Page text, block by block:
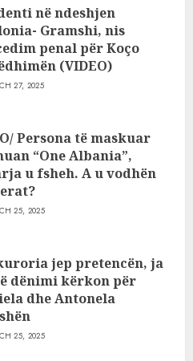
në ndeshjen
Gramshi, nis
penal për Koço
(VIDEO)
27, 2025
Persona të maskuar
“One Albania”,
u fsheh. A u vodhën
25, 2025
jep pretencën, ja
dënimi kërkon për
dhe Antonela
25, 2025